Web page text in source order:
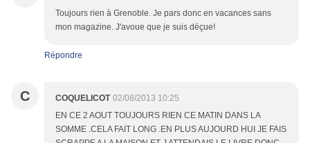
Toujours rien à Grenoble. Je pars donc en vacances sans
mon magazine. J'avoue que je suis déçue!
Répondre
C COQUELICOT 02/08/2013 10:25
EN CE 2 AOUT TOUJOURS RIEN CE MATIN DANS LA
SOMME .CELA FAIT LONG .EN PLUS AUJOURD HUI JE FAIS